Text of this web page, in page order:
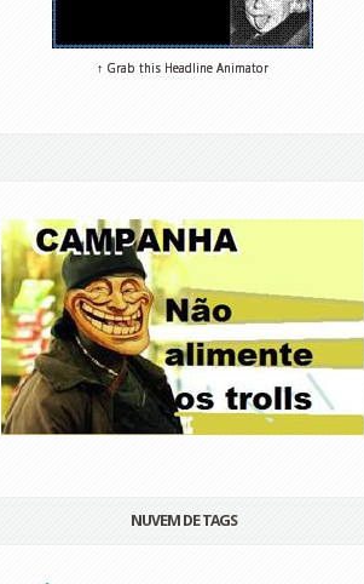
↑ Grab this Headline Animator
NUVEM DE TAGS